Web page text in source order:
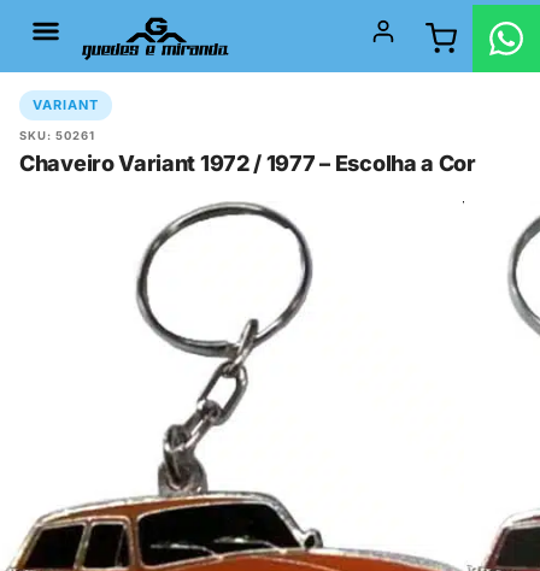
VARIANT
SKU: 50261
Chaveiro Variant 1972 / 1977 – Escolha a Cor